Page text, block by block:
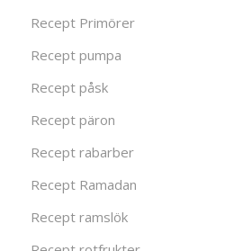
Recept Primörer
Recept pumpa
Recept påsk
Recept päron
Recept rabarber
Recept Ramadan
Recept ramslök